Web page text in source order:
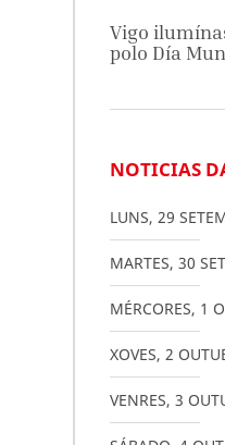
Vigo
polo Día
NOTICIAS
LUNS, 29
MARTES, 30
MÉRCORES, 1
XOVES, 2
VENRES, 3